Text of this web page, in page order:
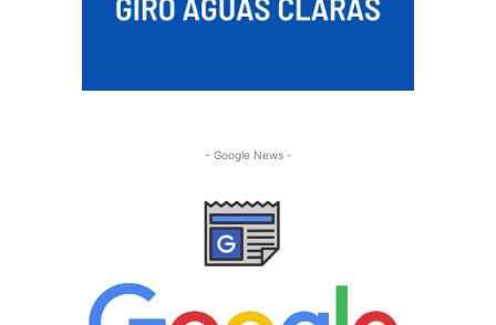
- Google News -